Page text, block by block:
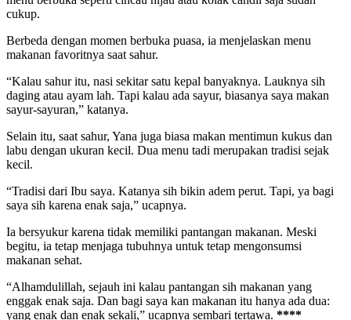
cukup.
Berbeda dengan momen berbuka puasa, ia menjelaskan menu
makanan favoritnya saat sahur.
“Kalau sahur itu, nasi sekitar satu kepal banyaknya. Lauknya sih
daging atau ayam lah. Tapi kalau ada sayur, biasanya saya makan
sayur-sayuran,” katanya.
Selain itu, saat sahur, Yana juga biasa makan mentimun kukus dan
labu dengan ukuran kecil. Dua menu tadi merupakan tradisi sejak
kecil.
“Tradisi dari Ibu saya. Katanya sih bikin adem perut. Tapi, ya bagi
saya sih karena enak saja,” ucapnya.
Ia bersyukur karena tidak memiliki pantangan makanan. Meski
begitu, ia tetap menjaga tubuhnya untuk tetap mengonsumsi
makanan sehat.
“Alhamdulillah, sejauh ini kalau pantangan sih makanan yang
enggak enak saja. Dan bagi saya kan makanan itu hanya ada dua:
yang enak dan enak sekali,” ucapnya sembari tertawa. ****